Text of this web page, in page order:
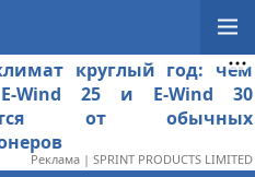
круглый год: чем
Wind 25 и E-Wind 30
от обычных
Реклама | SPRINT PRODUCTS LIMITED